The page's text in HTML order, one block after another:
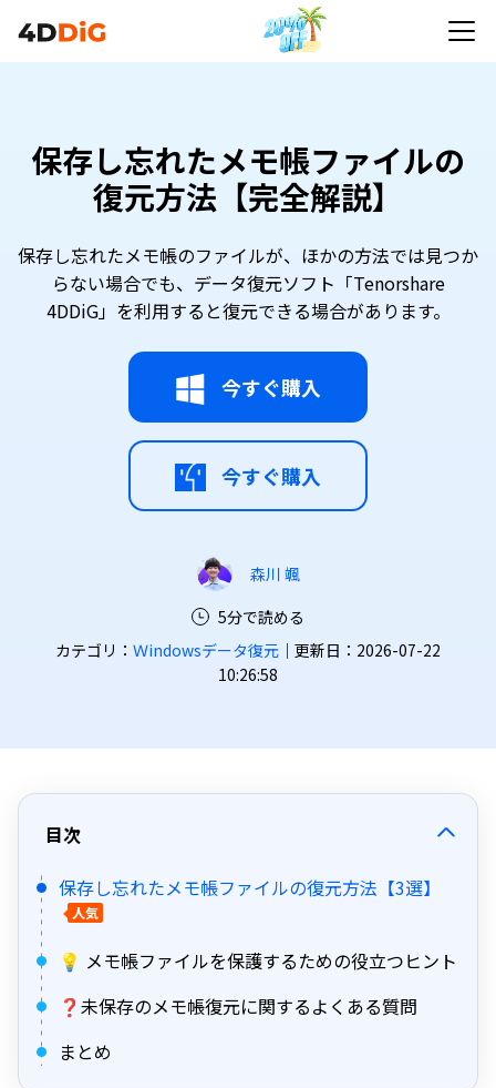
保存し忘れたメモ帳ファイルの
復元方法【完全解説】
保存し忘れたメモ帳のファイルが、ほかの方法では見つか
らない場合でも、データ復元ソフト「Tenorshare
4DDiG」を利用すると復元できる場合があります。
今すぐ購入
今すぐ購入
森川 颯
5分で読める
カテゴリ： Ｗindowsデータ復元 ｜更新日：2026-07-22
10:26:58
目次
保存し忘れたメモ帳ファイルの復元方法【3選】
人気
💡 メモ帳ファイルを保護するための役立つヒント
❓未保存のメモ帳復元に関するよくある質問
まとめ